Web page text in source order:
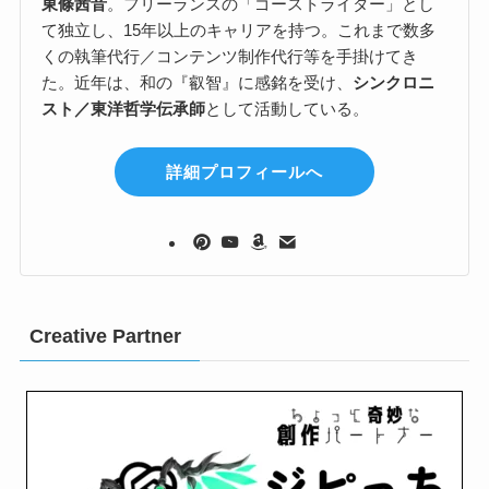
東條茜音。フリーランスの「ゴーストライター」とし
て独立し、15年以上のキャリアを持つ。これまで数多
くの執筆代行／コンテンツ制作代行等を手掛けてき
た。近年は、和の『叡智』に感銘を受け、 シンクロニ
スト／東洋哲学伝承師として活動している。
詳細プロフィールへ
Creative Partner